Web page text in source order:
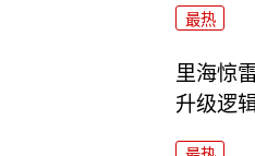
最热
里海惊
升级逻